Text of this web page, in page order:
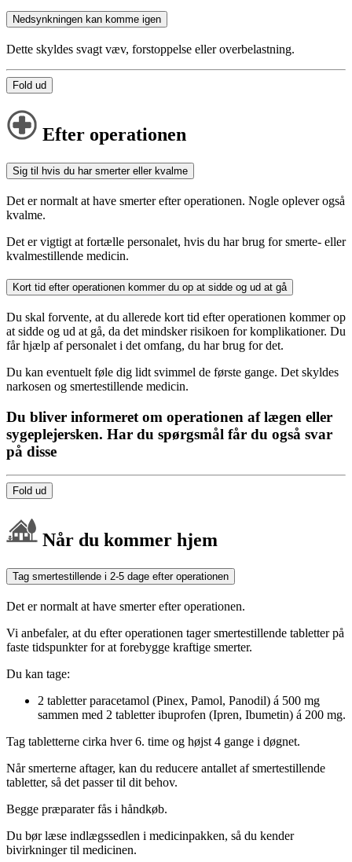
Nedsynkningen kan komme igen
Dette skyldes svagt væv, forstoppelse eller overbelastning.
Fold ud
Efter operationen
Sig til hvis du har smerter eller kvalme
Det er normalt at have smerter efter operationen. Nogle oplever også
kvalme.
Det er vigtigt at fortælle personalet, hvis du har brug for smerte- eller
kvalmestillende medicin.
Kort tid efter operationen kommer du op at sidde og ud at gå
Du skal forvente, at du allerede kort tid efter operationen kommer op
at sidde og ud at gå, da det mindsker risikoen for komplikationer. Du
får hjælp af personalet i det omfang, du har brug for det.
Du kan eventuelt føle dig lidt svimmel de første gange. Det skyldes
narkosen og smertestillende medicin.
Du bliver informeret om operationen af lægen eller
sygeplejersken. Har du spørgsmål får du også svar
på disse
Fold ud
Når du kommer hjem
Tag smertestillende i 2-5 dage efter operationen
Det er normalt at have smerter efter operationen.
Vi anbefaler, at du efter operationen tager smertestillende tabletter på
faste tidspunkter for at forebygge kraftige smerter.
Du kan tage:
2 tabletter paracetamol (Pinex, Pamol, Panodil) á 500 mg
sammen med 2 tabletter ibuprofen (Ipren, Ibumetin) á 200 mg.
Tag tabletterne cirka hver 6. time og højst 4 gange i døgnet.
Når smerterne aftager, kan du reducere antallet af smertestillende
tabletter, så det passer til dit behov.
Begge præparater fås i håndkøb.
Du bør læse indlægssedlen i medicinpakken, så du kender
bivirkninger til medicinen.